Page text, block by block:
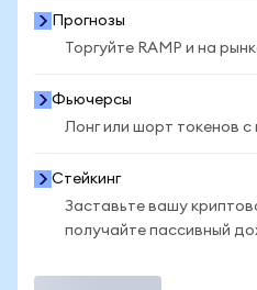
Прогнозы
Торгуйте RAMP и на
Фьючерсы
Лонг или шорт токенов с
Стейкинг
Заставьте вашу
получайте пассивный